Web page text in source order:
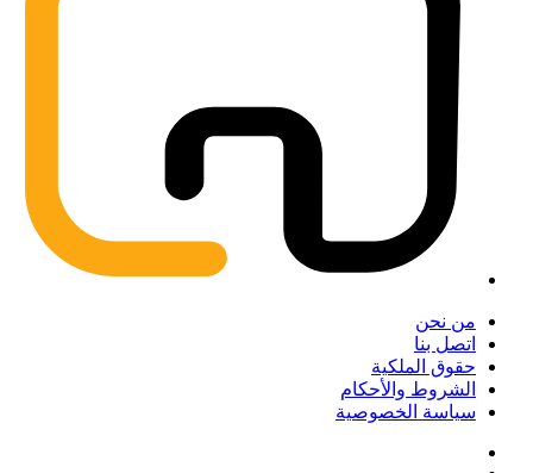
من نحن
اتصل بنا
حقوق الملكية
الشروط والأحكام
سياسة الخصوصية